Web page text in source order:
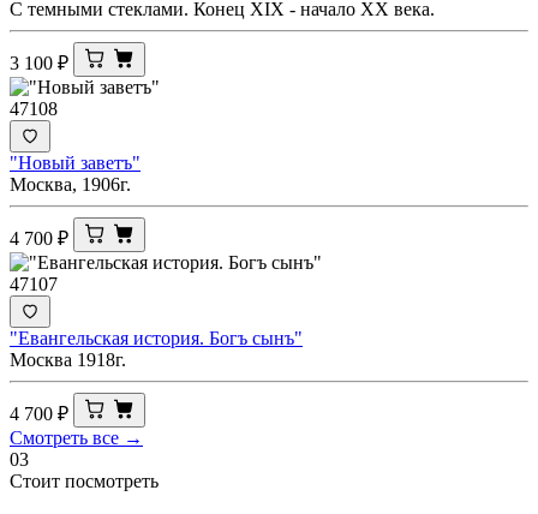
С темными стеклами. Конец XIX - начало ХХ века.
3 100 ₽
47108
"Новый заветъ"
Москва, 1906г.
4 700 ₽
47107
"Евангельская история. Богъ сынъ"
Москва 1918г.
4 700 ₽
Смотреть все →
03
Стоит посмотреть